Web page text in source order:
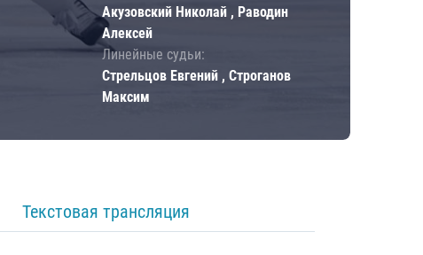
Акузовский Николай , Раводин
Алексей
Линейные судьи:
Стрельцов Евгений , Строганов
Максим
Текстовая трансляция